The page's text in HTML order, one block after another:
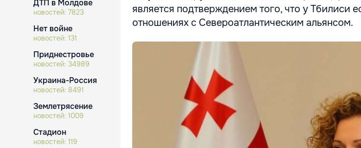
ДТП в Молдове
новостей: 7823
Нет войне
новостей: 131
Приднестровье
новостей: 34989
Украина-Россия
новостей: 8491
Землетрясение
новостей: 1009
Стадион
новостей: 119
является подтверждением того, что у Тбилиси
отношениях с Североатлантическим альянсом.